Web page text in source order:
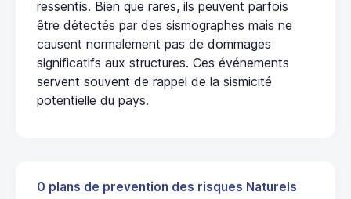
ressentis. Bien que rares, ils peuvent parfois
être détectés par des sismographes mais ne
causent normalement pas de dommages
significatifs aux structures. Ces événements
servent souvent de rappel de la sismicité
potentielle du pays.
0 plans de prevention des risques Naturels